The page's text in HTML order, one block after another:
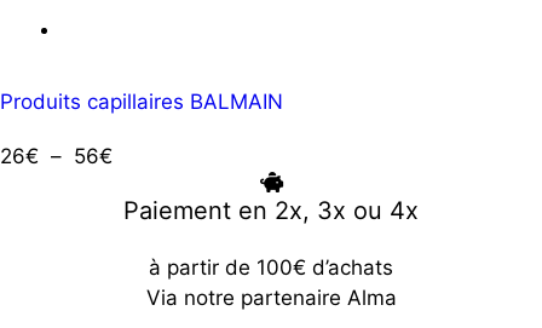
sur
du
produit
plusieurs
options
peuvent
être
choisies
Produits capillaires BALMAIN
26€ – 56€
prix :
Paiement en 2x, 3x ou 4x
à partir de 100€ d’achats
Via notre partenaire Alma